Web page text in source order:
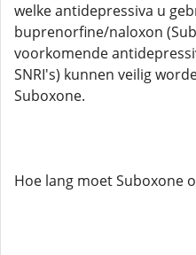
welke antidepressiva u
buprenorfine/naloxon
voorkomende
SNRI's) kunnen veilig
Suboxone.
Hoe lang moet Suboxone